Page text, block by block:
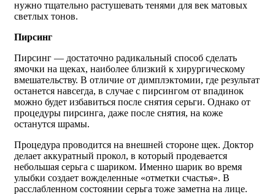
нужно тщательно растушевать тенями для век матовых
светлых тонов.
Пирсинг
Пирсинг — достаточно радикальный способ сделать
ямочки на щеках, наиболее близкий к хирургическому
вмешательству. В отличие от димплэктомии, где результат
останется навсегда, в случае с пирсингом от впадинок
можно будет избавиться после снятия серьги. Однако от
процедуры пирсинга, даже после снятия, на коже
останутся шрамы.
Процедура проводится на внешней стороне щек. Доктор
делает аккуратный прокол, в который продевается
небольшая серьга с шариком. Именно шарик во время
улыбки создает вожделенные «отметки счастья». В
расслабленном состоянии серьга тоже заметна на лице.